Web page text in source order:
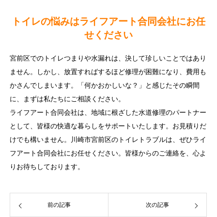
トイレの悩みはライフアート合同会社にお任
せください
宮前区でのトイレつまりや水漏れは、決して珍しいことではあり
ません。しかし、放置すればするほど修理が困難になり、費用も
かさんでしまいます。「何かおかしいな？」と感じたその瞬間
に、まずは私たちにご相談ください。
ライフアート合同会社は、地域に根ざした水道修理のパートナー
として、皆様の快適な暮らしをサポートいたします。お見積りだ
けでも構いません。川崎市宮前区のトイレトラブルは、ぜひライ
フアート合同会社にお任せください。皆様からのご連絡を、心よ
りお待ちしております。
前の記事 次の記事